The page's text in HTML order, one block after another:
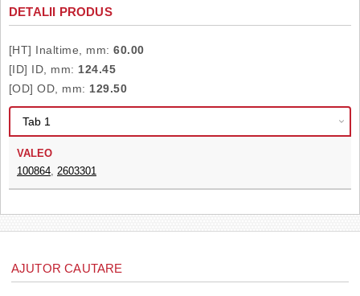
DETALII PRODUS
[HT] Inaltime, mm:60.00
[ID] ID, mm: 124.45
[OD] OD, mm: 129.50
VALEO
100864, 2603301
AJUTOR CAUTARE